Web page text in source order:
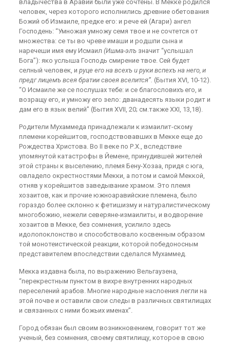
владычества в Аравии были уже сочтены. В Мекке родился
человек, через которого исполнились древние обетования
Божий об Измаиле, предке его: и рече ей (Агари) ангел
Господень: “Умножая умножу семя твое и не сочтется от
множества: се ты во чреве имаши и родшпи сына и
наречеши имя ему Исмаил (Ишма-элъ значит “услышал
Бога”): яко услыша Господь смирение твое. Сей будет
селный человек, и руце его на всехъ u руки вспехъ на него, и
предг лицемъ всея братии своея вселится”. (Бытия XVI, 10-12).
“О Исмаиле же се послушах тебе: и се благословихъ его, и
возращу его, и умножу его зело: дванадесять языки родит и
дам его в язык велий” (Бытия XVII, 20; см.также XXI, 13,18).
Родители Мухаммеда принадлежали к измаилит-скому
племени корейшитов, господствовавших в Мекке еще до
Рождества Христова. Во II веке по Р.Х., вследствие
упомянутой катастрофы в Йемене, принудившей жителей
этой страны к выселению, племя Бену-Хозаа, придя с юга,
овладело окрестностями Мекки, а потом и самой Меккой,
отняв у корейшитов заведывание храмом. Это племя
хозаитов, как и прочие южноаравийские племена, было
гораздо более склонно к фетишизму и натуралистическому
многобожию, нежели северяне-измаилиты, и водворение
хозаитов в Мекке, без сомнения, усилило здесь
идолопоклонство и способствовало косвенным образом
той монотеистической реакции, которой победоносным
представителем впоследствии сделался Мухаммед.
Мекка издавна была, по выражению Вельгаузена,
“перекрестным пунктом в вихре внутренних народных
переселений арабов. Многие народные наслоения легли на
этой почве и оставили свои следы в различных святилищах
и связанных с ними божьих именах”.
Город обязан был своим возникновением, говорит тот же
ученый, без сомнения, своему святилищу, которое в свою